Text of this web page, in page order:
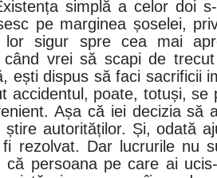
simplă a celor doi
pe marginea șoselei,
lor sigur spre cea mai
când vrei să scapi de
ești dispus să faci sacrificii
accidentul, poate, totuși, se
Așa că iei decizia să
știre autorităților. Și, odată
rezolvat. Dar lucrurile nu
că persoana pe care ai